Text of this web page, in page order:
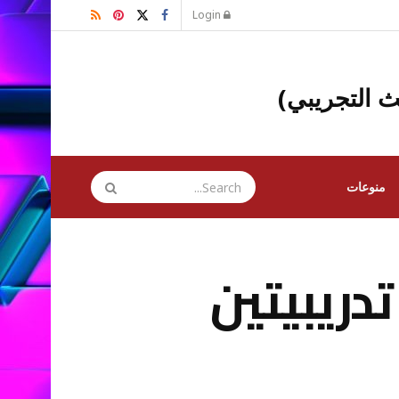
التجريبي)
منوعات